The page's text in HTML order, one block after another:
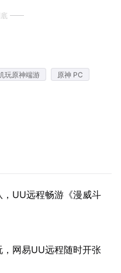
玩原神端游
原神 PC
UU远程畅游《漫威斗
网易UU远程随时开张